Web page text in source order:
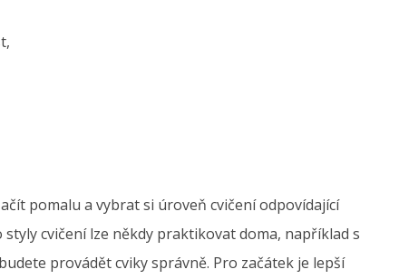
pomalu a vybrat si úroveň cvičení odpovídající
cvičení lze někdy praktikovat doma, například s
provádět cviky správně. Pro začátek je lepší